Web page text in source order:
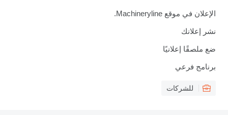
الإعلان في موقع Machineryline.
نشر إعلانك
ضع ملصقًا إعلانيًا
برنامج فرعي
للشركات